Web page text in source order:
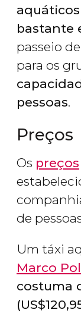
bastante
passeio
para os
pessoas.
Preços
Os preços
de
Um táxi
Marco
costuma
(US$